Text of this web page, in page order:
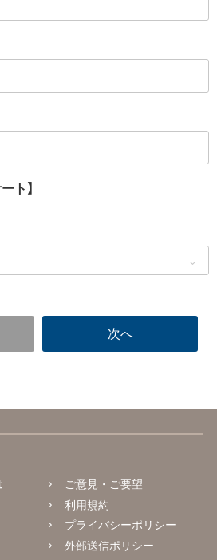
ト】
ご意見・ご要望
利用規約
プライバシーポリシー
外部送信ポリシー